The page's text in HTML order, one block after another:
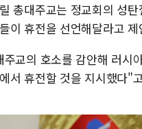
총대주교는 정교회의 성
이 휴전을 선언해달라고
교의 호소를 감안해 러시
서 휴전할 것을 지시했다"